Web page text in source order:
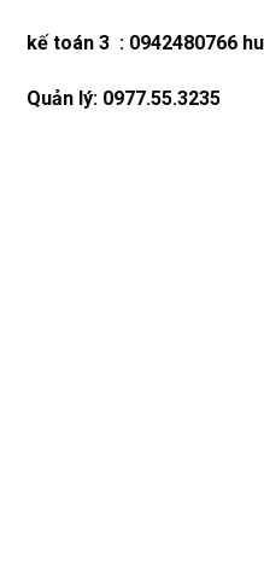
kế toán 3 : 0942480766
Quản lý: 0977.55.3235